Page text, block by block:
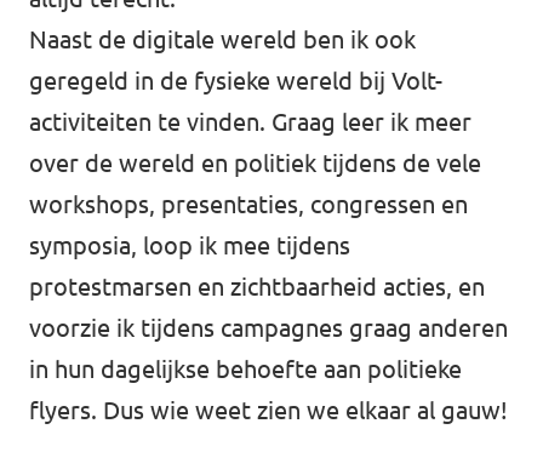
Naast de digitale wereld ben ik ook
geregeld in de fysieke wereld bij Volt-
activiteiten te vinden. Graag leer ik meer
over de wereld en politiek tijdens de vele
workshops, presentaties, congressen en
symposia, loop ik mee tijdens
protestmarsen en zichtbaarheid acties, en
voorzie ik tijdens campagnes graag anderen
in hun dagelijkse behoefte aan politieke
flyers. Dus wie weet zien we elkaar al gauw!